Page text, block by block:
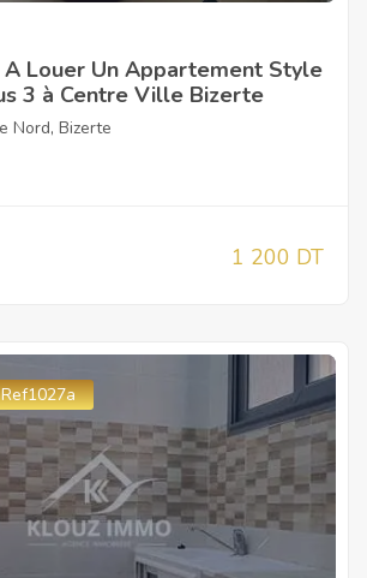
A Louer Un Appartement Style
3 à Centre Ville Bizerte
Nord, Bizerte
1 200 DT
Ref1027a